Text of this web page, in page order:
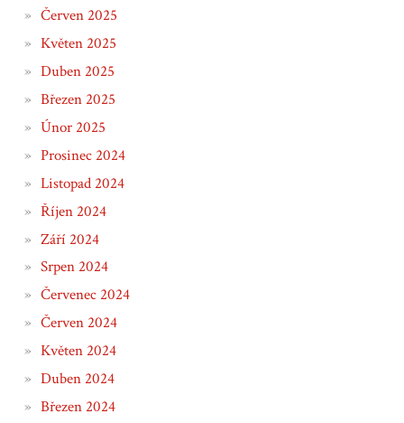
Červen 2025
Květen 2025
Duben 2025
Březen 2025
Únor 2025
Prosinec 2024
Listopad 2024
Říjen 2024
Září 2024
Srpen 2024
Červenec 2024
Červen 2024
Květen 2024
Duben 2024
Březen 2024